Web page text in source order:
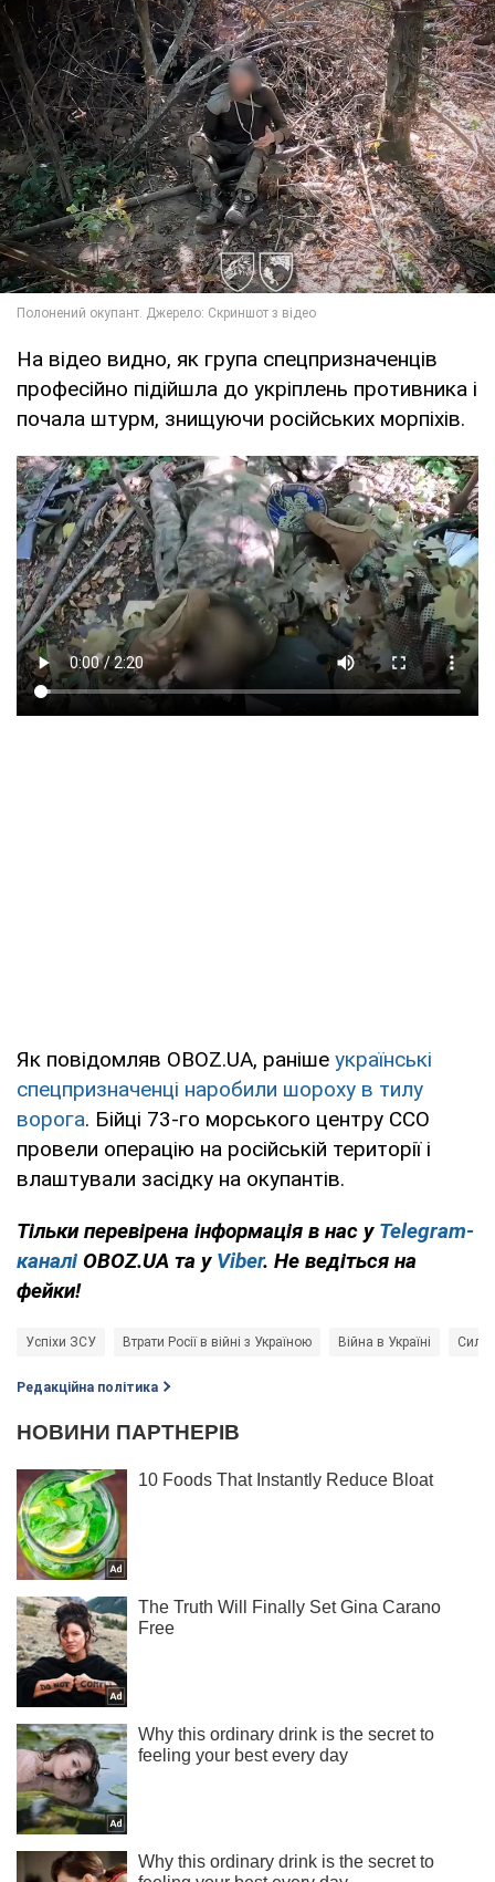
На відео видно, як група спецпризначенців
професійно підійшла до укріплень противника і
почала штурм, знищуючи російських морпіхів.
Як повідомляв OBOZ.UA, раніше українські
спецпризначенці наробили шороху в тилу
ворога. Бійці 73-го морського центру ССО
провели операцію на російській території і
влаштували засідку на окупантів.
Тільки перевірена інформація в нас у Telegram-
каналі OBOZ.UA та у Viber. Не ведіться на
фейки!
Успіхи ЗСУ Втрати Росії в війні з Україною Війна в Україні Сили
Редакційна політика